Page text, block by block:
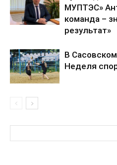
МУПТЭС»
команда –
результат»
В
Неделя